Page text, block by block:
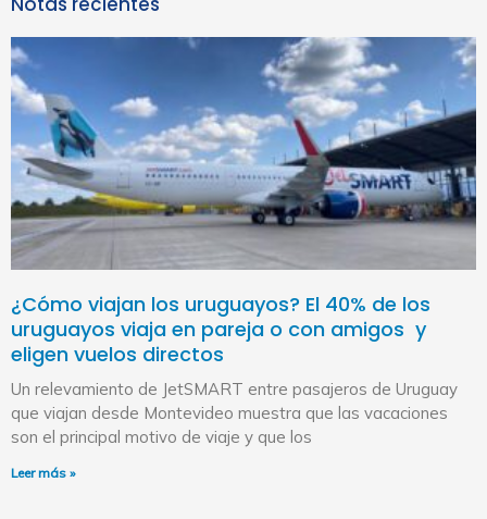
¿Cómo viajan los uruguayos? El 40% de los
uruguayos viaja en pareja o con amigos y
eligen vuelos directos
Un relevamiento de JetSMART entre pasajeros de Uruguay
que viajan desde Montevideo muestra que las vacaciones
son el principal motivo de viaje y que los
Leer más »